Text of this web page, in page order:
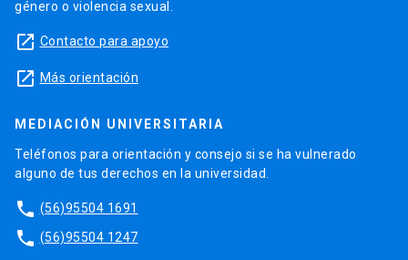
género o violencia sexual.
launch Contacto para apoyo
launch Más orientación
MEDIACIÓN UNIVERSITARIA
Teléfonos para orientación y consejo si se ha vulnerado
alguno de tus derechos en la universidad.
phone (56)95504 1691
phone (56)95504 1247